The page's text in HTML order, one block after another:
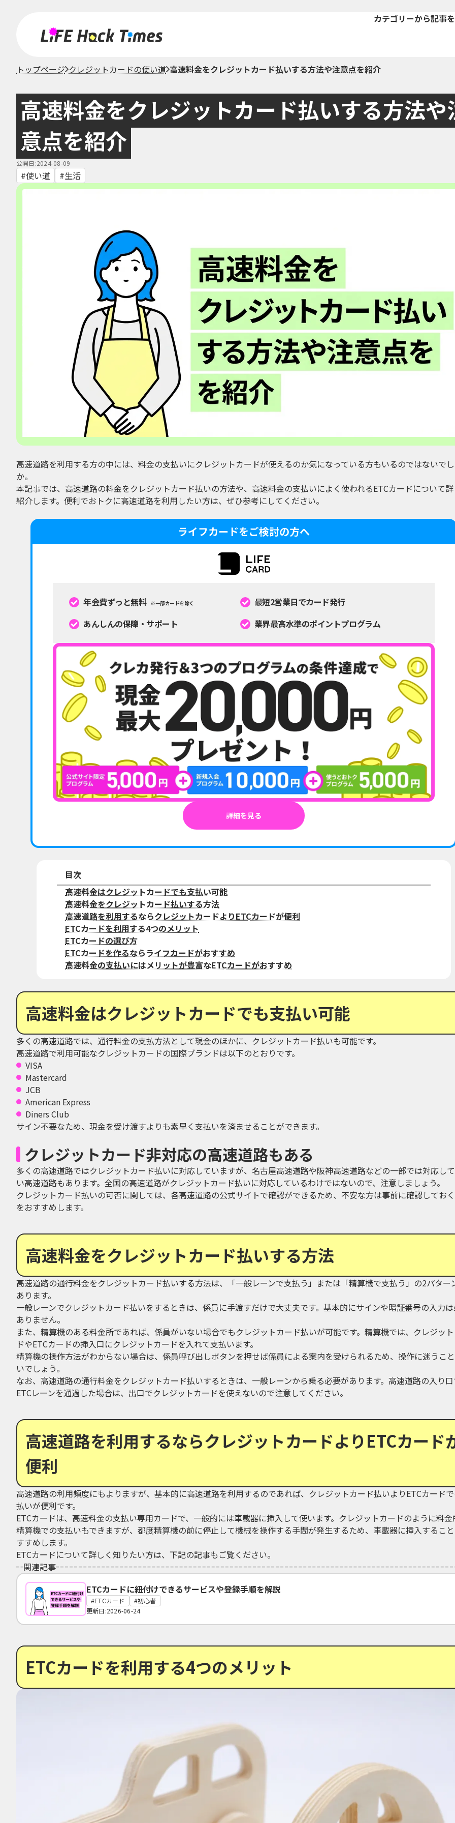
カテゴリーから記事
トップページ クレジットカードの使い道 高速料金をクレジットカード払いする方法や注意点を紹介
高速料金をクレジットカード払いする方法や
意点を紹介
公開日:2024-08-09
使い道 生活
高速道路を利用する方の中には、料金の支払いにクレジットカードが使えるのか気になっている方もいるのではないで
か。
本記事では、高速道路の料金をクレジットカード払いの方法や、高速料金の支払いによく使われるETCカードについて
紹介します。便利でおトクに高速道路を利用したい方は、ぜひ参考にしてください。
ライフカードをご検討の方へ
年会費ずっと無料 ※一部カードを除く
最短2営業日でカード発行
あんしんの保障・サポート
業界最高水準のポイントプログラム
詳細を見る
目次
高速料金はクレジットカードでも支払い可能
高速料金をクレジットカード払いする方法
高速道路を利用するならクレジットカードよりETCカードが便利
ETCカードを利用する4つのメリット
ETCカードの選び方
ETCカードを作るならライフカードがおすすめ
高速料金の支払いにはメリットが豊富なETCカードがおすすめ
高速料金はクレジットカードでも支払い可能
多くの高速道路では、通行料金の支払方法として現金のほかに、クレジットカード払いも可能です。
高速道路で利用可能なクレジットカードの国際ブランドは以下のとおりです。
VISA
Mastercard
JCB
American Express
Diners Club
サイン不要なため、現金を受け渡すよりも素早く支払いを済ませることができます。
クレジットカード非対応の高速道路もある
多くの高速道路ではクレジットカード払いに対応していますが、名古屋高速道路や阪神高速道路などの一部では対応し
い高速道路もあります。全国の高速道路がクレジットカード払いに対応しているわけではないので、注意しましょう。
クレジットカード払いの可否に関しては、各高速道路の公式サイトで確認ができるため、不安な方は事前に確認してお
をおすすめします。
高速料金をクレジットカード払いする方法
高速道路の通行料金をクレジットカード払いする方法は、「一般レーンで支払う」または「精算機で支払う」の2パター
あります。
一般レーンでクレジットカード払いをするときは、係員に手渡すだけで大丈夫です。基本的にサインや暗証番号の入力
ありません。
また、精算機のある料金所であれば、係員がいない場合でもクレジットカード払いが可能です。精算機では、クレジッ
ドやETCカードの挿入口にクレジットカードを入れて支払います。
精算機の操作方法がわからない場合は、係員呼び出しボタンを押せば係員による案内を受けられるため、操作に迷うこ
いでしょう。
なお、高速道路の通行料金をクレジットカード払いするときは、一般レーンから乗る必要があります。高速道路の入り
ETCレーンを通過した場合は、出口でクレジットカードを使えないので注意してください。
高速道路を利用するならクレジットカードよりETCカード
便利
高速道路の利用頻度にもよりますが、基本的に高速道路を利用するのであれば、クレジットカード払いよりETCカード
払いが便利です。
ETCカードは、高速料金の支払い専用カードで、一般的には車載器に挿入して使います。クレジットカードのように料金
精算機での支払いもできますが、都度精算機の前に停止して機械を操作する手間が発生するため、車載器に挿入するこ
すすめします。
ETCカードについて詳しく知りたい方は、下記の記事もご覧ください。
関連記事
ETCカードに紐付けできるサービスや登録手順を解説
ETCカード
初心者
更新日:2026-06-24
ETCカードを利用する4つのメリット